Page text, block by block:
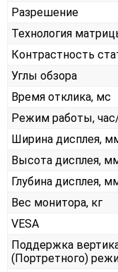
Разрешение
Технология
Контрастность
Углы обзора
Время отклика, мс
Режим работы,
Ширина дисплея,
Высота дисплея,
Глубина дисплея,
Вес монитора, кг
VESA
Поддержка
(Портретного)